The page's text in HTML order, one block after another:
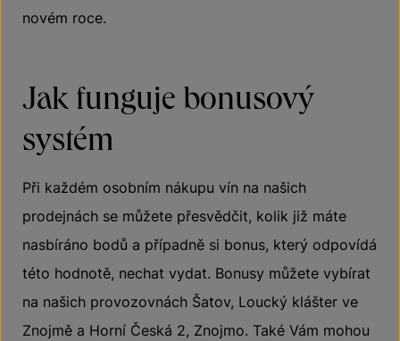
novém roce.
Jak funguje bonusový
systém
Při každém osobním nákupu vín na našich
prodejnách se můžete přesvědčit, kolik již máte
nasbíráno bodů a případně si bonus, který odpovídá
této hodnotě, nechat vydat. Bonusy můžete vybírat
na našich provozovnách Šatov, Loucký klášter ve
Znojmě a Horní Česká 2, Znojmo. Také Vám mohou